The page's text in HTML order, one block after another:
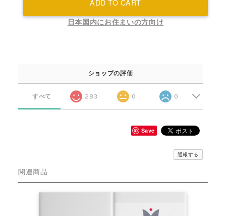
日本国内にお住まいの方向け
ショップの評価
すべて 283 0 0
Save
通報する
関連商品